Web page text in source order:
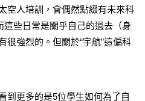
空人培訓，會偶然點綴有未來科
這些日常是關乎自己的過去（身
強烈的。但關於“宇航”這偏科
到更多的是5位學生如何為了自